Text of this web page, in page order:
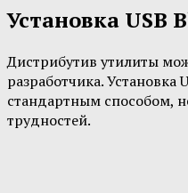
Установка USB
Дистрибутив утилиты
разработчика. Установка
стандартным способом,
трудностей.